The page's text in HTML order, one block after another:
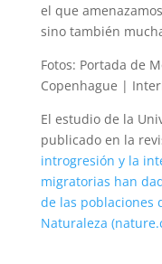
el que
sino también
Fotos: Portada de
Copenhague |
El estudio de la
publicado en la
introgresión y la
migratorias han
de las poblaciones
Naturaleza